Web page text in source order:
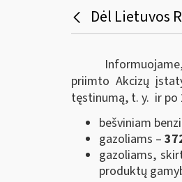
Dėl Lietuvos
priimto Akcizų
tęstinumą, t. y. ir po
bešviniam
gazoliams –
gazoliams,
produktų